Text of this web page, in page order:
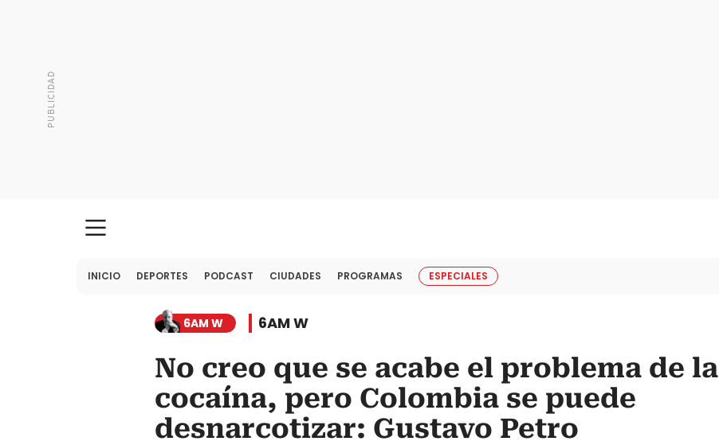
INICIO DEPORTES PODCAST CIUDADES PROGRAMAS ESPECIALES
6AM W 6AM W
No creo que se acabe el problema de la
cocaína, pero Colombia se puede
desnarcotizar: Gustavo Petro